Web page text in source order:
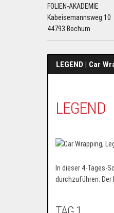
FOLIEN-AKADEMIE
Kabeisemannsweg 10
44793 Bochum
LEGEND | Car
LEGEND
In dieser 4-Tages-
durchzuführen.